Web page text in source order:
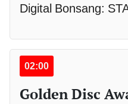
Digital Bonsang:
02:00
Golden Disc